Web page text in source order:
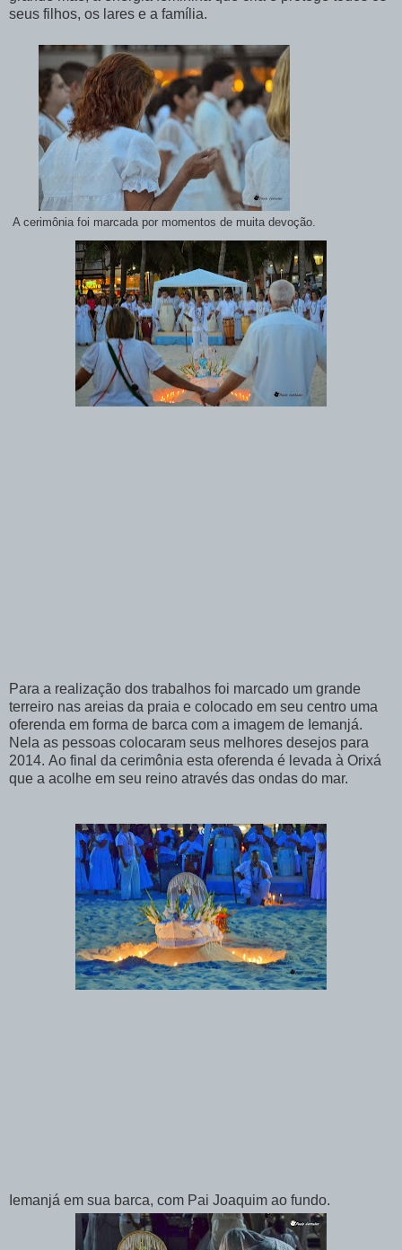
seus filhos, os lares e a família.
A cerimônia foi marcada por momentos de muita devoção.
Para a realização dos trabalhos foi marcado um grande
terreiro nas areias da praia e colocado em seu centro uma
oferenda em forma de barca com a imagem de Iemanjá.
Nela as pessoas colocaram seus melhores desejos para
2014. Ao final da cerimônia esta oferenda é levada à Orixá
que a acolhe em seu reino através das ondas do mar.
Iemanjá em sua barca, com Pai Joaquim ao fundo.